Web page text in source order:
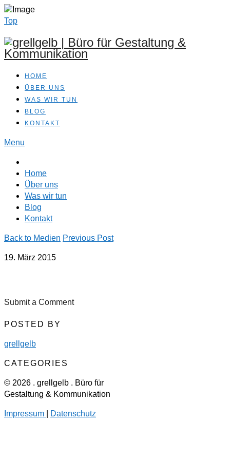
Top
HOME
ÜBER UNS
WAS WIR TUN
BLOG
KONTAKT
Menu
Home
Über uns
Was wir tun
Blog
Kontakt
Back to Medien Previous Post
19. März 2015
Submit a Comment
POSTED BY
grellgelb
CATEGORIES
© 2026 . grellgelb . Büro für
Gestaltung & Kommunikation
Impressum Datenschutz